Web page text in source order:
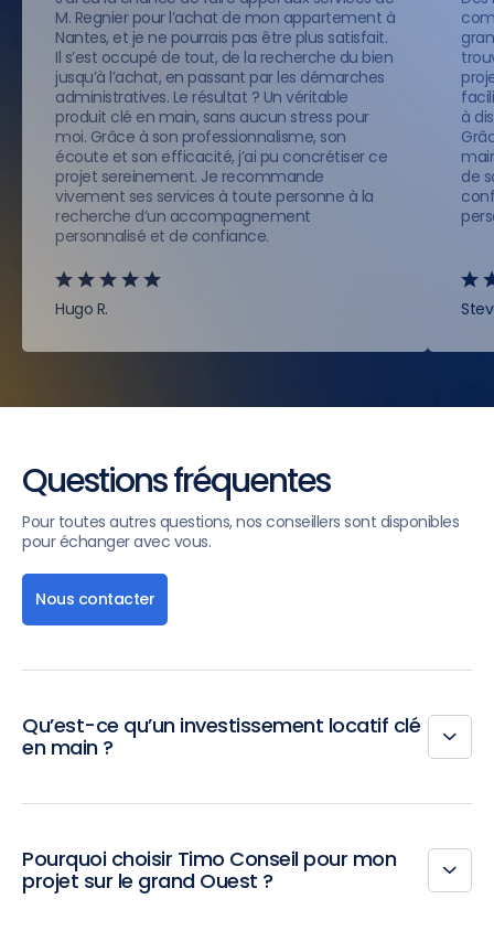
M. Regnier pour l’achat de mon appartement à
Nantes, et je ne pourrais pas être plus satisfait.
Il s’est occupé de tout, de la recherche du bien
jusqu’à l’achat, en passant par les démarches
administratives. Le résultat ? Un véritable
produit clé en main, sans aucun stress pour
moi. Grâce à son professionnalisme, son
écoute et son efficacité, j’ai pu concrétiser ce
projet sereinement. Je recommande
vivement ses services à toute personne à la
recherche d’un accompagnement
personnalisé et de confiance.
Hugo R.
à
de
Questions fréquentes
Pour toutes autres questions, nos conseillers sont disponibles
pour échanger avec vous.
Nous contacter
Qu’est-ce qu’un investissement locatif clé
en main ?
Pourquoi choisir Timo Conseil pour mon
projet sur le grand Ouest ?